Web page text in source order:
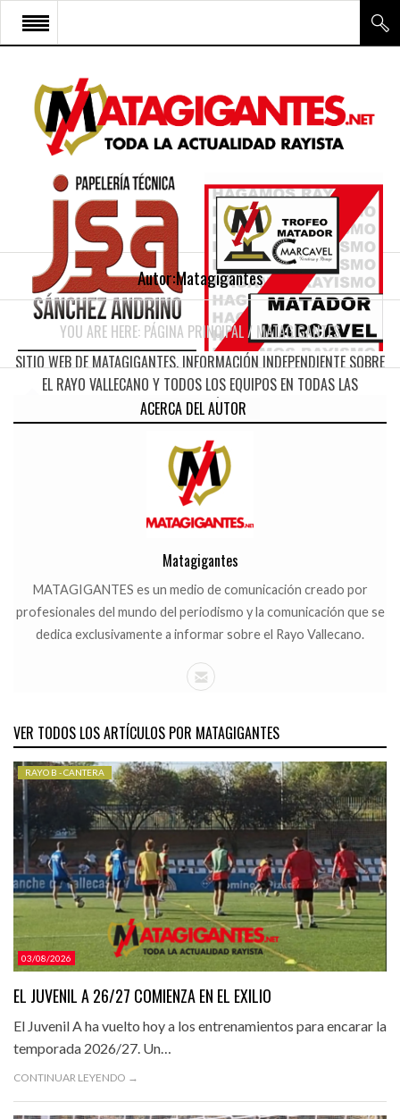
SITIO WEB DE MATAGIGANTES. INFORMACIÓN INDEPENDIENTE SOBRE
EL RAYO VALLECANO Y TODOS LOS EQUIPOS EN TODAS LAS
CATEGORÍAS.
INICIO
RAYO VALLECANO
CANTERA Y ESCUELA FRV
RAYO FÉMINAS
MULTIMEDIA
FIRMAS
CONTACTO
Autor:Matagigantes
YOU ARE HERE: PÁGINA PRINCIPAL/ MATAGIGANTES
ACERCA DEL AUTOR
Matagigantes
MATAGIGANTES es un medio de comunicación creado por
profesionales del mundo del periodismo y la comunicación que se
dedica exclusivamente a informar sobre el Rayo Vallecano.
VER TODOS LOS ARTÍCULOS POR MATAGIGANTES
03/08/2026
RAYO B - CANTERA
EL JUVENIL A 26/27 COMIENZA EN EL EXILIO
El Juvenil A ha vuelto hoy a los entrenamientos para encarar la
temporada 2026/27. Un…
CONTINUAR LEYENDO →